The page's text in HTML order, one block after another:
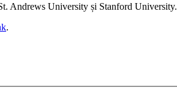
Andrews University și Stanford University.
.